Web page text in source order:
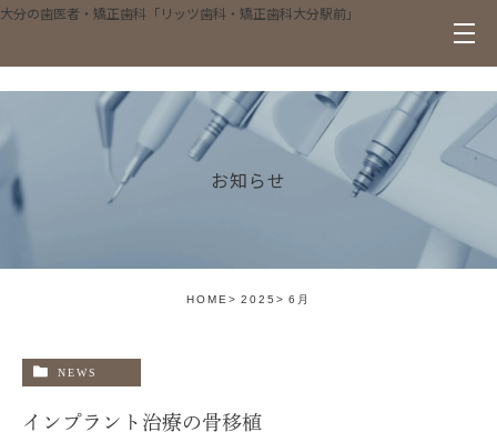
大分の歯医者・矯正歯科「リッツ歯科・矯正歯科大分駅前」
お知らせ
HOME 2025 6月
NEWS
インプラント治療の骨移植